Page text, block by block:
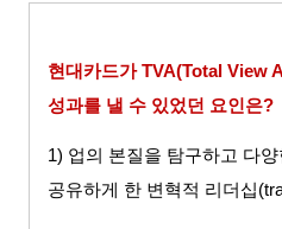
현대카드가TVA(Total View
성과를 낼 수 있었던 요인은?
1) 업의 본질을 탐구하고 다
공유하게 한 변혁적 리더십